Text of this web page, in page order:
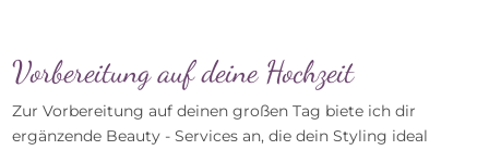
Vorbereitung auf deine Hochzeit
Zur Vorbereitung auf deinen großen Tag biete ich dir
ergänzende Beauty - Services an, die dein Styling ideal